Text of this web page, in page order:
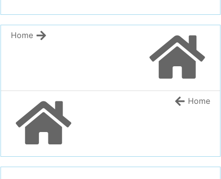
Home
Home